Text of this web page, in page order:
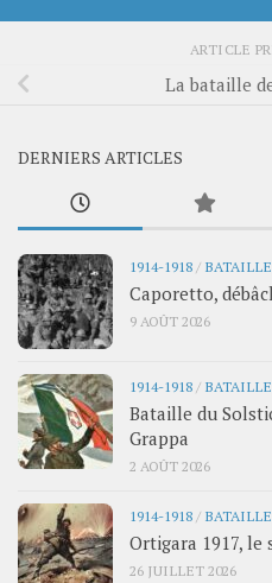
ARTICLE
La bataille
DERNIERS ARTICLES
1914-1918 /
Caporetto,
9 AOÛT 2026
1914-1918 /
Bataille du
Grappa
2 AOÛT 2026
1914-1918 /
Ortigara 1917, le
26 JUILLET 2026